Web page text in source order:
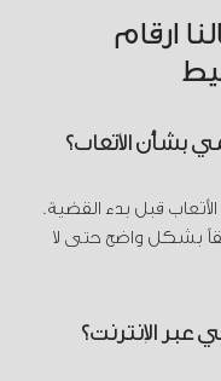
ارقام
بشأن الأتعاب؟
قبل بدء القضية.
بشكل واضح حتى لا
الإنترنت؟